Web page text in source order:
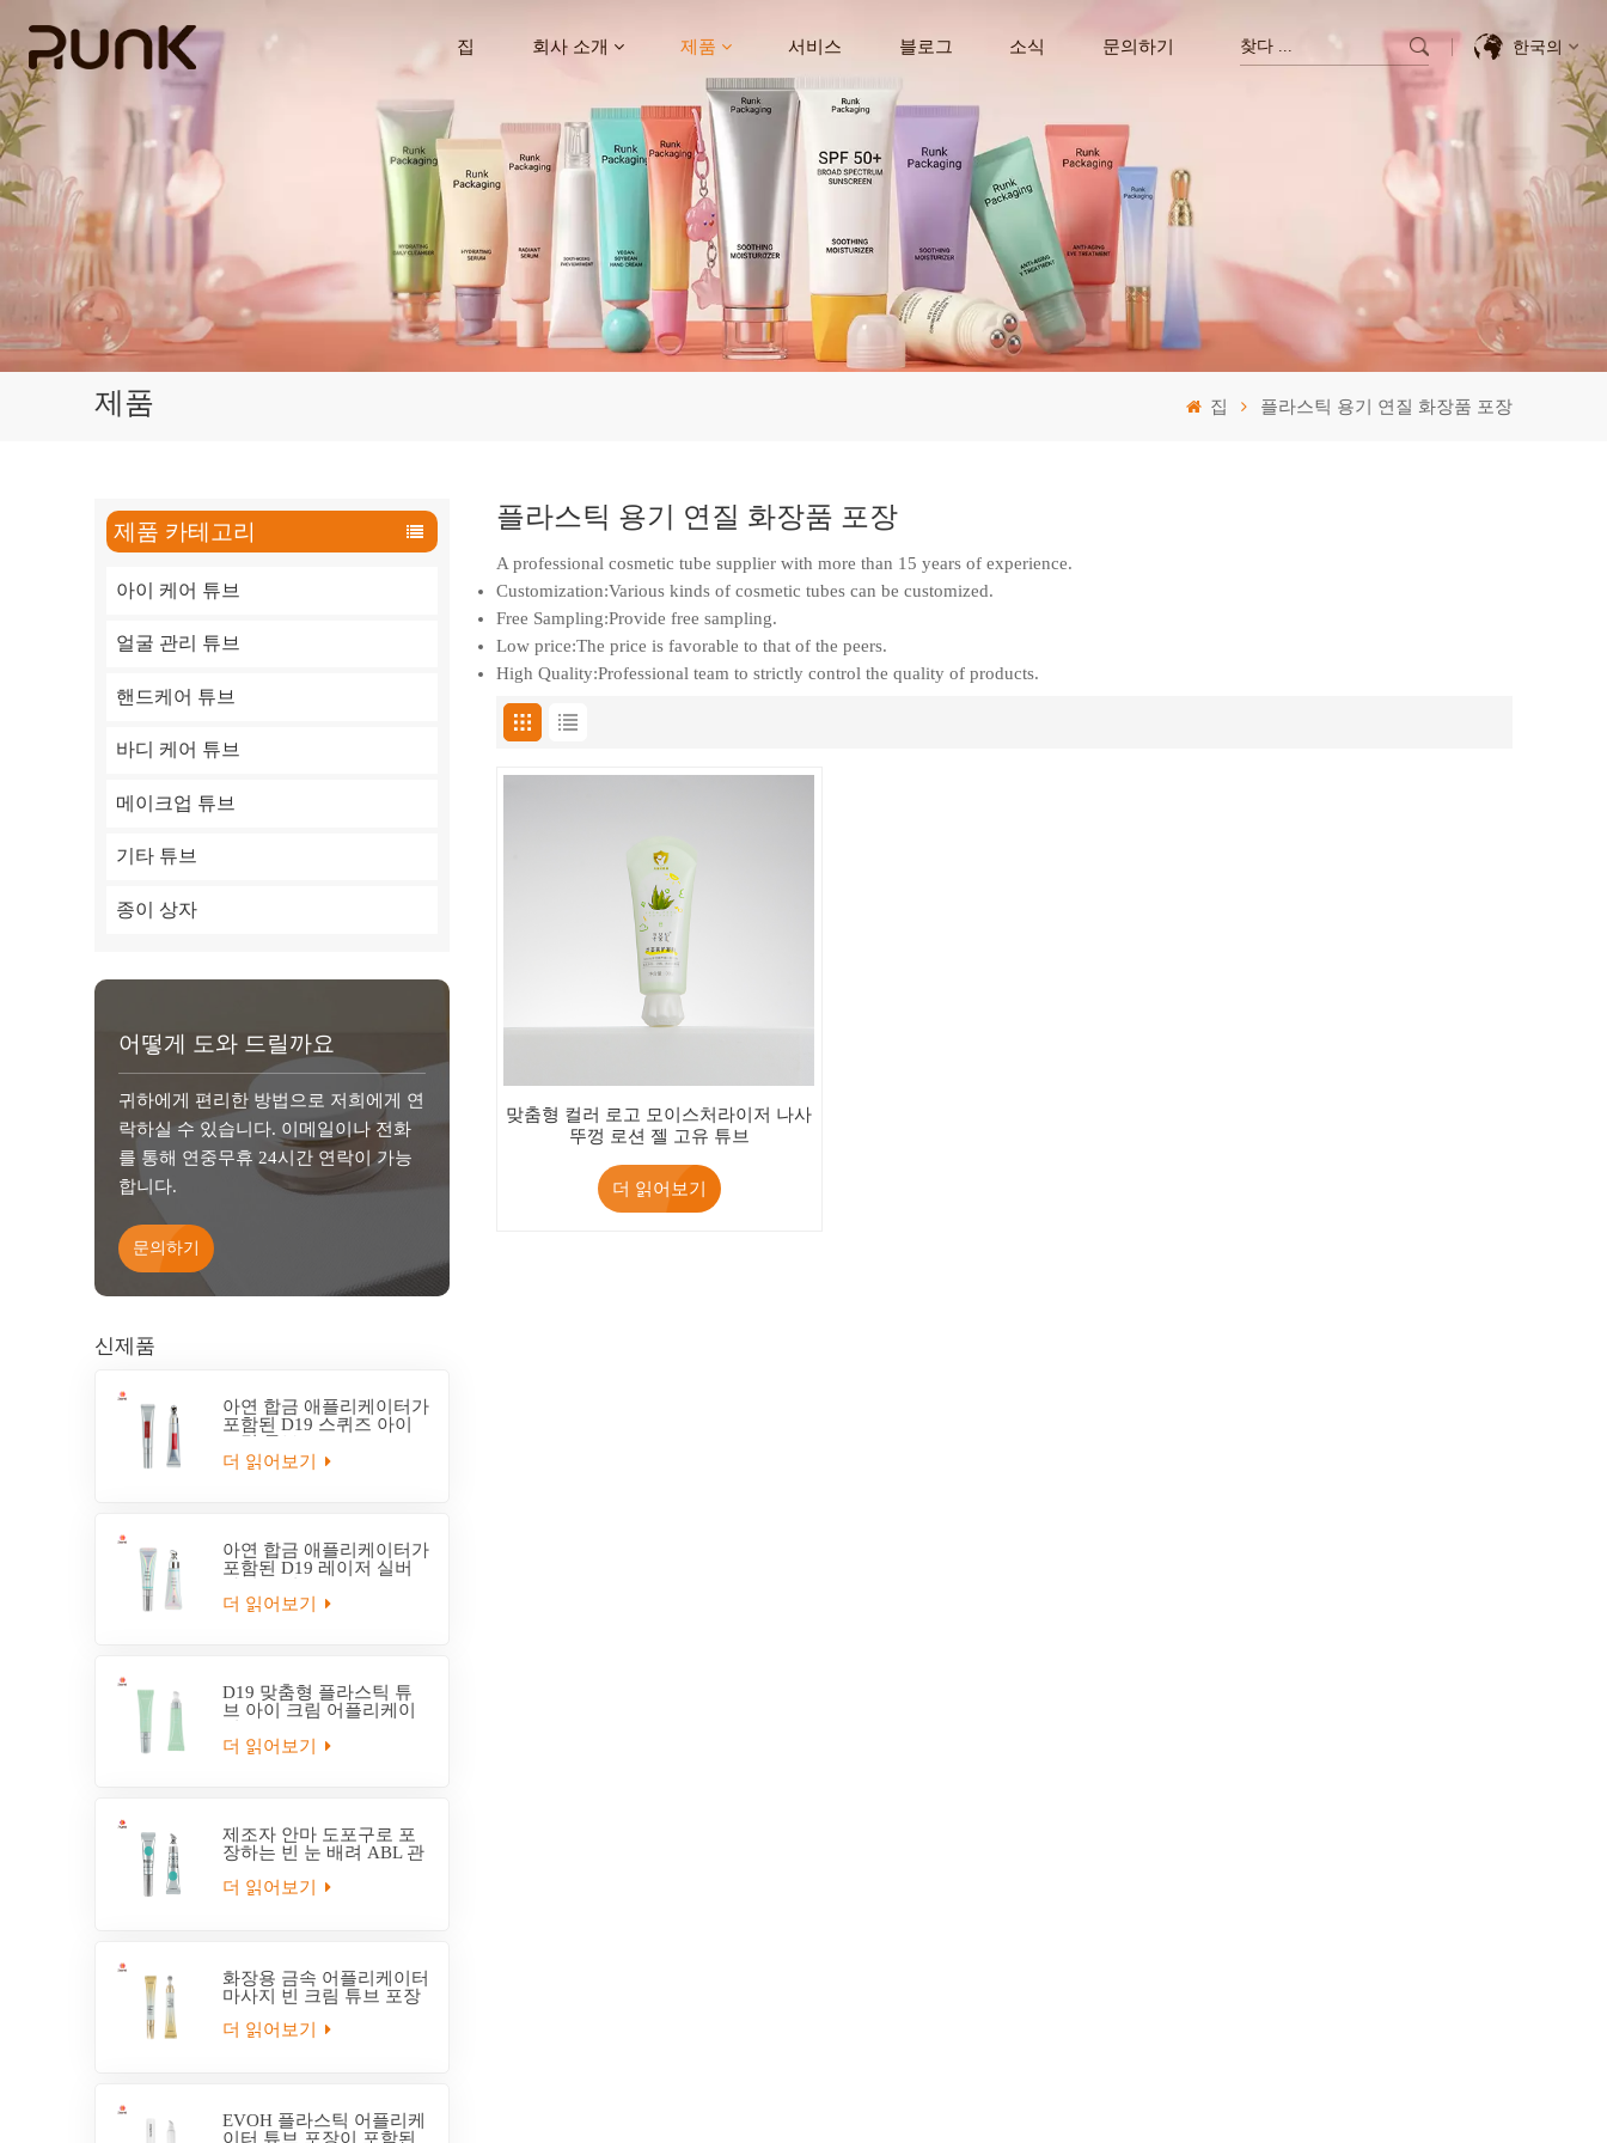
집 회사 소개 제품 서비스 블로그 소식 문의하기 한국의
English
Français
Italiano
Pусский
제품 집 플라스틱 용기 연질 화장품 포장
제품 카테고리
아이 케어 튜브
얼굴 관리 튜브
핸드케어 튜브
바디 케어 튜브
메이크업 튜브
기타 튜브
종이 상자
어떻게 도와 드릴까요
귀하에게 편리한 방법으로 저희에게 연
락하실 수 있습니다. 이메일이나 전화
를 통해 연중무휴 24시간 연락이 가능
합니다.
문의하기
신제품
아연 합금 애플리케이터가
포함된 D19 스퀴즈 아이
크림 튜브
더 읽어보기
아연 합금 애플리케이터가
포함된 D19 레이저 실버
아이 크림 튜브
더 읽어보기
D19 맞춤형 플라스틱 튜
브 아이 크림 어플리케이
더 읽어보기
제조자 안마 도포구로 포
장하는 빈 눈 배려 ABL 관
더 읽어보기
화장용 금속 어플리케이터
마사지 빈 크림 튜브 포장
더 읽어보기
EVOH 플라스틱 어플리케
이터 튜브 포장이 포함된
플라스틱 용기 연질 화장품 포장
A professional cosmetic tube supplier with more than 15 years of experience.
Customization:Various kinds of cosmetic tubes can be customized.
Free Sampling:Provide free sampling.
Low price:The price is favorable to that of the peers.
High Quality:Professional team to strictly control the quality of products.
맞춤형 컬러 로고 모이스처라이저 나사
뚜껑 로션 젤 고유 튜브
더 읽어보기